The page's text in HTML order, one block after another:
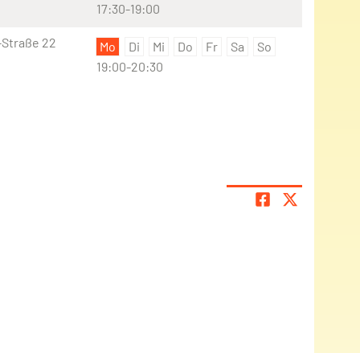
17:30-19:00
22
Mo Di Mi Do Fr Sa
So
19:00-20:30